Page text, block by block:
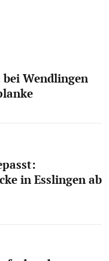
Wendlingen
in Esslingen ab